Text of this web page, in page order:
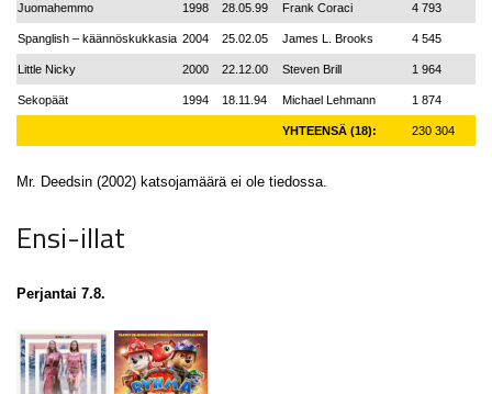
Juomahemmo 1998 28.05.99 Frank Coraci 4 793
Spanglish – käännöskukkasia 2004 25.02.05 James L. Brooks 4 545
Little Nicky 2000 22.12.00 Steven Brill 1 964
Sekopäät 1994 18.11.94 Michael Lehmann 1 874
YHTEENSÄ (18): 230 304
Mr. Deedsin (2002) katsojamäärä ei ole tiedossa.
Ensi-illat
Perjantai 7.8.